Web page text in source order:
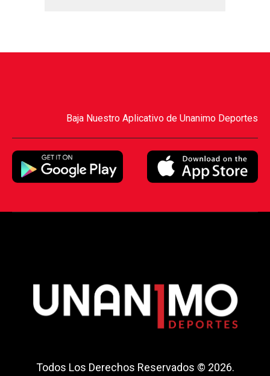
Baja Nuestro Aplicativo de Unanimo Deportes
Todos Los Derechos Reservados © 2026.